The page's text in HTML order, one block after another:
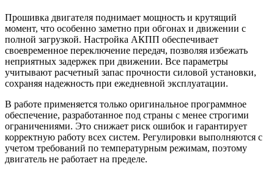
Прошивка двигателя поднимает мощность и крутящий
момент, что особенно заметно при обгонах и движении с
полной загрузкой. Настройка АКПП обеспечивает
своевременное переключение передач, позволяя избежать
неприятных задержек при движении. Все параметры
учитывают расчетный запас прочности силовой установки,
сохраняя надежность при ежедневной эксплуатации.
В работе применяется только оригинальное программное
обеспечение, разработанное под страны с менее строгими
ограничениями. Это снижает риск ошибок и гарантирует
корректную работу всех систем. Регулировки выполняются с
учетом требований по температурным режимам, поэтому
двигатель не работает на пределе.